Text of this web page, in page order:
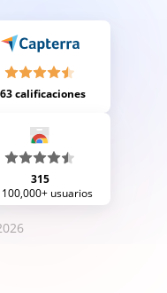
calificaciones
315
100,000+ usuarios